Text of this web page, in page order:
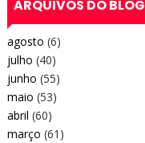
ARQUIVOS DO BLOG
agosto (6)
julho (40)
junho (55)
maio (53)
abril (60)
março (61)